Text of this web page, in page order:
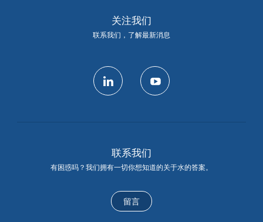
关注我们
联系我们，了解最新消息
联系我们
有困惑吗？我们拥有一切你想知道的关于水的答案。
留言